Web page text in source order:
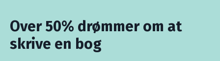
Over 50% drømmer om at
skrive en bog